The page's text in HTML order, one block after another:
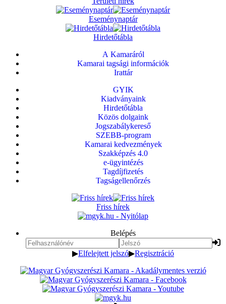
Eseménynaptár
Hirdetőtábla
A Kamaráról
Kamarai tagsági információk
Irattár
GYIK
Kiadványaink
Hirdetőtábla
Közös dolgaink
Jogszabálykereső
SZEBB-program
Kamarai kedvezmények
Szakképzés 4.0
e-ügyintézés
Tagdíjfizetés
Tagságellenőrzés
Friss hírek
Belépés
▶Elfelejtett jelszó▶Regisztráció